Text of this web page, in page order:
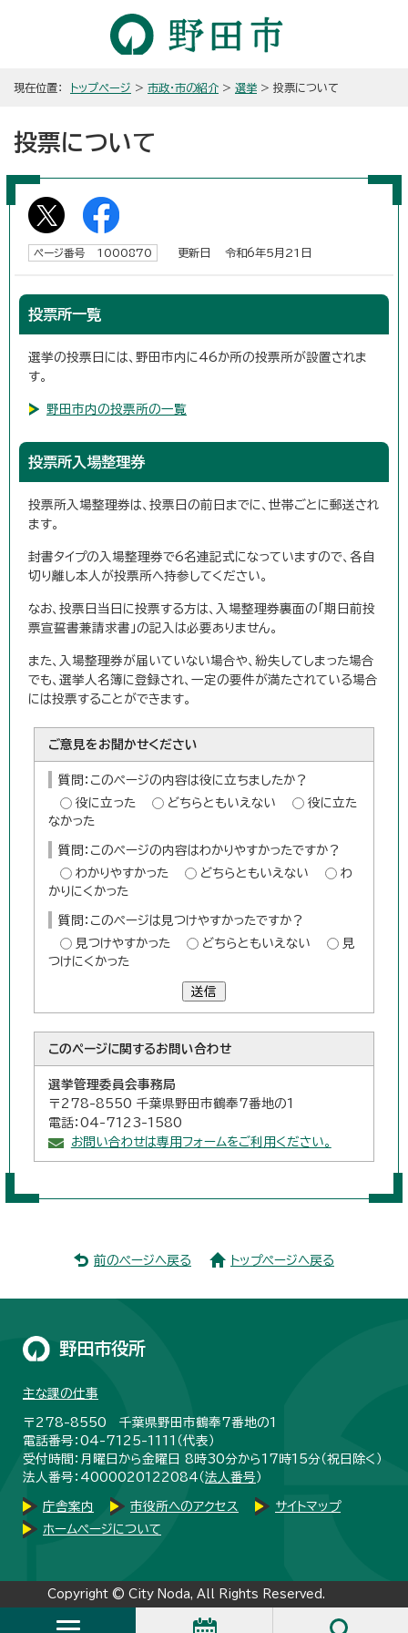
現在位置： トップページ > 市政・市の紹介 > 選挙 > 投票について
投票について
ページ番号 1000870 更新日 令和6年5月21日
投票所一覧
選挙の投票日には、野田市内に46か所の投票所が設置されま
す。
野田市内の投票所の一覧
投票所入場整理券
投票所入場整理券は、投票日の前日までに、世帯ごとに郵送され
ます。
封書タイプの入場整理券で6名連記式になっていますので、各自
切り離し本人が投票所へ持参してください。
なお、投票日当日に投票する方は、入場整理券裏面の「期日前投
票宣誓書兼請求書」の記入は必要ありません。
また、入場整理券が届いていない場合や、紛失してしまった場合
でも、選挙人名簿に登録され、一定の要件が満たされている場合
には投票することができます。
ご意見をお聞かせください
質問：このページの内容は役に立ちましたか？
役に立った
どちらともいえない
役に立た
なかった
質問：このページの内容はわかりやすかったですか？
わかりやすかった
どちらともいえない
わ
かりにくかった
質問：このページは見つけやすかったですか？
見つけやすかった
どちらともいえない
見
つけにくかった
送信
このページに関するお問い合わせ
選挙管理委員会事務局
〒278-8550 千葉県野田市鶴奉7番地の1
電話：04-7123-1580
お問い合わせは専用フォームをご利用ください。
前のページへ戻る トップページへ戻る
野田市役所
主な課の仕事
〒278-8550 千葉県野田市鶴奉7番地の1
電話番号：04-7125-1111（代表）
受付時間：月曜日から金曜日 8時30分から17時15分（祝日除く）
法人番号：4000020122084（法人番号 ）
庁舎案内 市役所へのアクセス
サイトマップ
ホームページについて
Copyright © City Noda, All Rights Reserved.